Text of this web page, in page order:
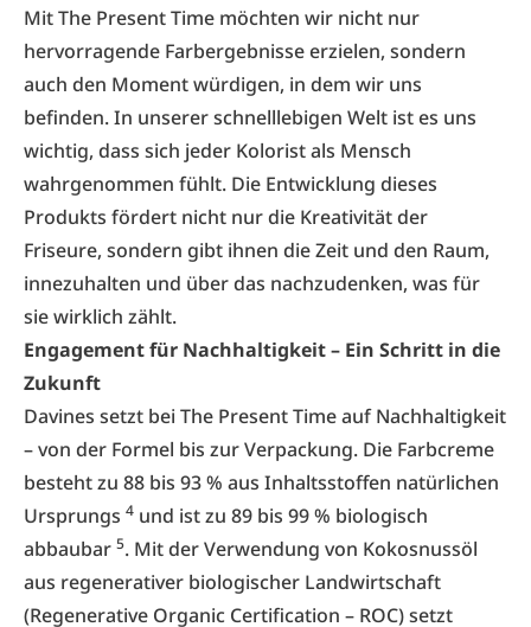
Mit The Present Time möchten wir nicht nur
hervorragende Farbergebnisse erzielen, sondern
auch den Moment würdigen, in dem wir uns
befinden. In unserer schnelllebigen Welt ist es uns
wichtig, dass sich jeder Kolorist als Mensch
wahrgenommen fühlt. Die Entwicklung dieses
Produkts fördert nicht nur die Kreativität der
Friseure, sondern gibt ihnen die Zeit und den Raum,
innezuhalten und über das nachzudenken, was für
sie wirklich zählt.
Engagement für Nachhaltigkeit – Ein Schritt in die
Zukunft
Davines setzt bei The Present Time auf Nachhaltigkeit
– von der Formel bis zur Verpackung. Die Farbcreme
besteht zu 88 bis 93 % aus Inhaltsstoffen natürlichen
Ursprungs 4 und ist zu 89 bis 99 % biologisch
abbaubar 5. Mit der Verwendung von Kokosnussöl
aus regenerativer biologischer Landwirtschaft
(Regenerative Organic Certification – ROC) setzt